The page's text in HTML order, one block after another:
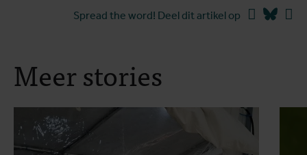
Spread the word! Deel dit artikel op Facebook
Meer stories